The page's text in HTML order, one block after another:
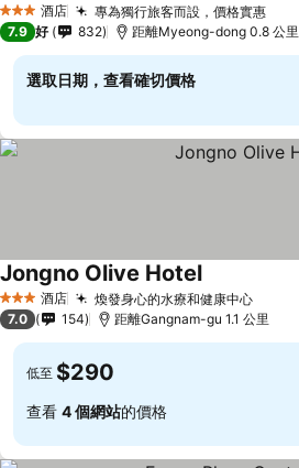
3 星級 酒店 專為獨行旅客而設，價格實惠
7.9 好 832 距離Myeong-dong 0.8 公里
選取日期，查看確切價格
3 星級 酒店 煥發身心的水療和健康中心
Jongno Olive Hotel
7.0 154 距離Gangnam-gu 1.1 公里
低至 $290
查看 4 個網站的價格